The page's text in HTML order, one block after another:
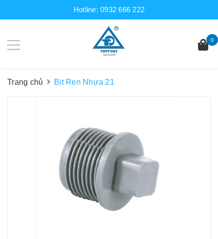
Hotline:0932 666 222
0
Trang chủ Bịt Ren Nhựa 21